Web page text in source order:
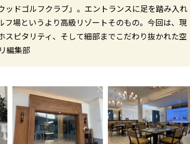
ドゴルフクラブ」。エントランスに足を踏み入れ
場というより高級リゾートそのもの。今回は、現
ピタリティ、そして細部までこだわり抜かれた空
編集部